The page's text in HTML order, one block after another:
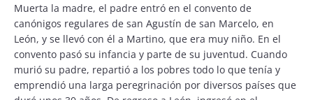
Muerta la madre, el padre entró en el convento de
canónigos regulares de san Agustín de san Marcelo, en
León, y se llevó con él a Martino, que era muy niño. En el
convento pasó su infancia y parte de su juventud. Cuando
murió su padre, repartió a los pobres todo lo que tenía y
emprendió una larga peregrinación por diversos países que